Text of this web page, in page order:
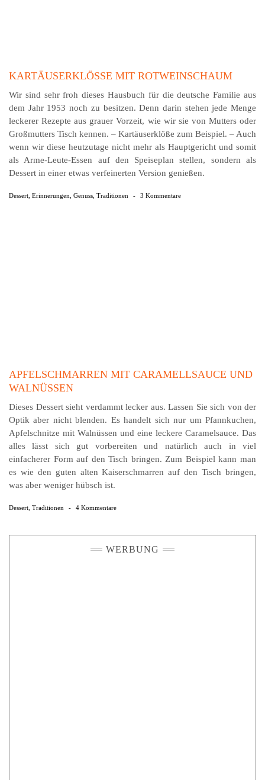
KARTÄUSERKLÖSSE MIT ROTWEINSCHAUM
Wir sind sehr froh dieses Hausbuch für die deutsche Familie aus
dem Jahr 1953 noch zu besitzen. Denn darin stehen jede Menge
leckerer Rezepte aus grauer Vorzeit, wie wir sie von Mutters oder
Großmutters Tisch kennen. – Kartäuserklöße zum Beispiel. – Auch
wenn wir diese heutzutage nicht mehr als Hauptgericht und somit
als Arme-Leute-Essen auf den Speiseplan stellen, sondern als
Dessert in einer etwas verfeinerten Version genießen.
Dessert, Erinnerungen, Genuss, Traditionen - 3 Kommentare
APFELSCHMARREN MIT CARAMELLSAUCE UND
WALNÜSSEN
Dieses Dessert sieht verdammt lecker aus. Lassen Sie sich von der
Optik aber nicht blenden. Es handelt sich nur um Pfannkuchen,
Apfelschnitze mit Walnüssen und eine leckere Caramelsauce. Das
alles lässt sich gut vorbereiten und natürlich auch in viel
einfacherer Form auf den Tisch bringen. Zum Beispiel kann man
es wie den guten alten Kaiserschmarren auf den Tisch bringen,
was aber weniger hübsch ist.
Dessert, Traditionen - 4 Kommentare
WERBUNG